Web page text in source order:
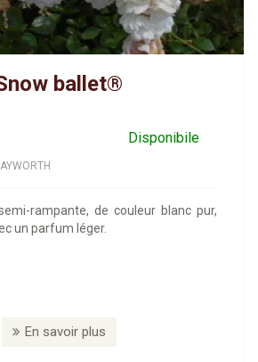
ballet®
Disponibile
rampante, de couleur blanc pur,
un parfum léger.
En savoir plus